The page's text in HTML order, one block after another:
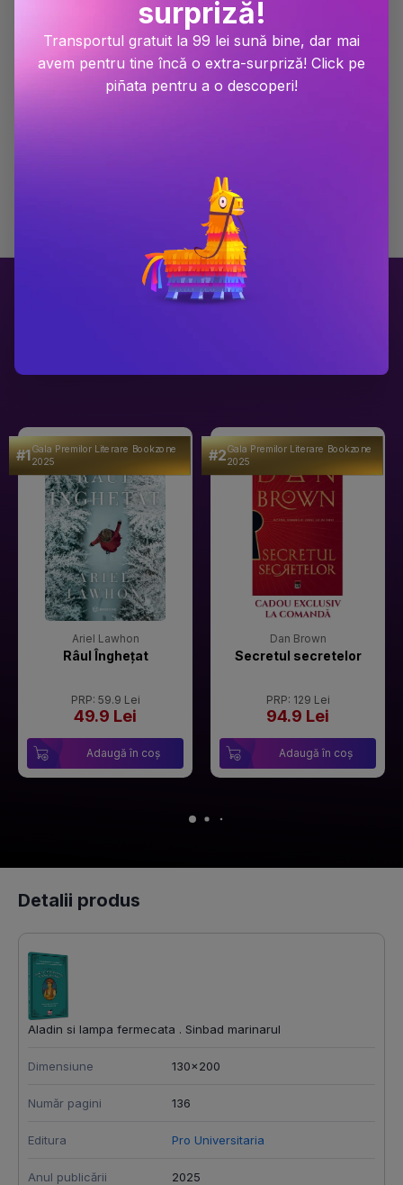
#1Gala Premilor Literare Bookzone
2025
Ariel Lawhon
Râul Înghețat
PRP: 59.9 Lei
49.9 Lei
Adaugă în coș
#2Gala Premilor Literare Bookzone
2025
Dan Brown
Secretul secretelor
PRP: 129 Lei
94.9 Lei
Adaugă în coș
Detalii produs
Aladin si lampa fermecata . Sinbad marinarul
Dimensiune 130x200
Număr pagini 136
Editura Pro Universitaria
Anul publicării 2025
surpriză!
Transportul gratuit la 99 lei sună bine, dar mai
avem pentru tine încă o extra-surpriză! Click pe
piñata pentru a o descoperi!